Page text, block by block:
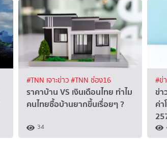
#TNN เจาะข่าว#TNN ช่อง16
ราคาบ้าน VS เงินเดือนไทย ทำไม
คนไทยซื้อบ้านยากขึ้นเรื่อยๆ ?
34
#ข่
ข่
ค่